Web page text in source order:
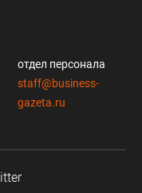
отдел персонала
staff@business-
gazeta.ru